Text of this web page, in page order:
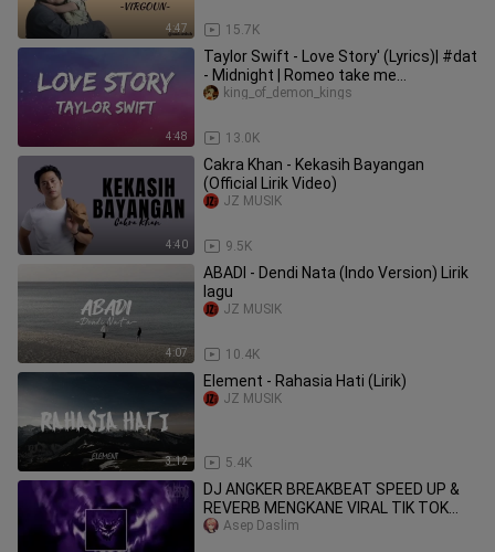
4:47 15.7K
4:48
Taylor Swift - Love Story' (Lyrics)| #dat
- Midnight | Romeo take me
Somewhere we can be alone
13.0K
king_of_demon_kings
4:40
Cakra Khan - Kekasih Bayangan
(Official Lirik Video)
9.5K
JZ MUSIK
4:07
ABADI - Dendi Nata (Indo Version) Lirik
lagu
10.4K
JZ MUSIK
3:12
Element - Rahasia Hati (Lirik)
5.4K
JZ MUSIK
DJ ANGKER BREAKBEAT SPEED UP &
REVERB MENGKANE VIRAL TIK TOK
2023Asep Daslim